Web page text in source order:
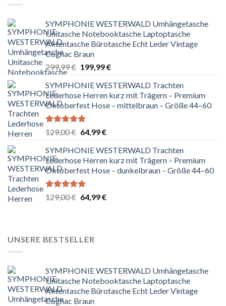
SYMPHONIE WESTERWALD Umhängetasche
Unitasche Notebooktasche Laptoptasche
Aktentasche Bürotasche Echt Leder Vintage
Cognac Braun
299,99€ Ursprünglicher
war:
299,99 €
199,99€Aktueller
ist:
199,99 €.
SYMPHONIE WESTERWALD Trachten
Lederhose Herren kurz mit Trägern – Premium
Oktoberfest Hose – mittelbraun – Größe 44–60
Bewertet
5.00
von 5
129,00€ Ursprünglicher
war:
129,00 €
64,99€Aktueller
ist:
64,99 €.
SYMPHONIE WESTERWALD Trachten
Lederhose Herren kurz mit Trägern – Premium
Oktoberfest Hose – dunkelbraun – Größe 44–60
Bewertet
5.00
129,00€ Ursprünglicher
64,99€Aktueller
UNSERE BESTSELLER
SYMPHONIE WESTERWALD Umhängetasche
Unitasche Notebooktasche Laptoptasche
Aktentasche Bürotasche Echt Leder Vintage
Cognac Braun